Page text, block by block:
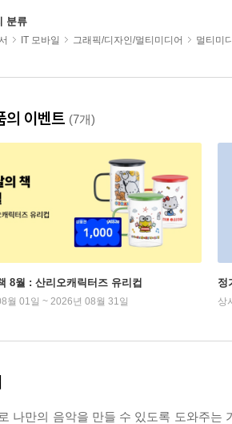
분류
IT 모바일 그래픽/디자인/멀티미디어 멀티미
의 이벤트 (7개)
8월 : 산리오캐릭터즈 유리컵
월 01일 ~ 2026년 08월 31일
정
상
나만의 음악을 만들 수 있도록 도와주는